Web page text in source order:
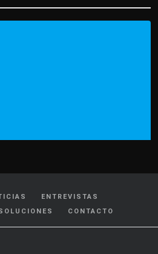
ENTREVISTAS
CONTACTO